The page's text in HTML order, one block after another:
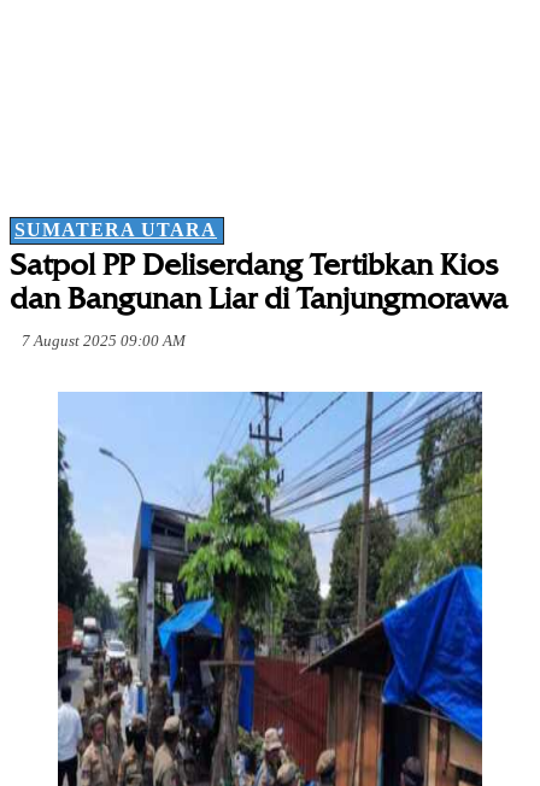
SUMATERA UTARA
Satpol PP Deliserdang Tertibkan Kios
dan Bangunan Liar di Tanjungmorawa
7 August 2025 09:00 AM